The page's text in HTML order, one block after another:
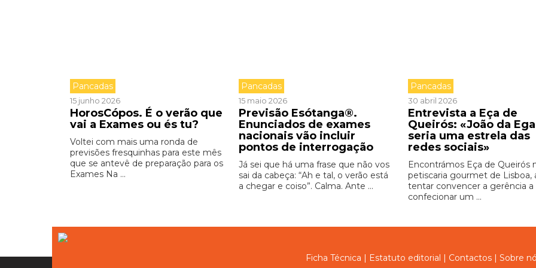
Pancadas
15 junho 2026
HorosCópos. É o verão que
vai a Exames ou és tu?
Voltei com mais uma ronda de
previsões fresquinhas para este mês
que se antevê de preparação para os
Exames Na ...
Pancadas
15 maio 2026
Previsão Esótanga®.
Enunciados de exames
nacionais vão incluir
pontos de interrogação
Já sei que há uma frase que não vos
sai da cabeça: “Ah e tal, o verão está
a chegar e coiso”. Calma. Ante ...
Pancadas
30 abril 2026
Entrevista a Eça de
Queirós: «João da Ega
seria uma estrela das
redes sociais»
Encontrámos Eça de Queirós
petiscaria gourmet de Lisboa,
tentar convencer a gerência a
confecionar um ...
Ficha Técnica | Estatuto editorial | Contactos | Sobre